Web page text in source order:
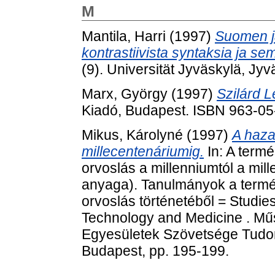
M
Mantila, Harri (1997) Suomen
kontrastiivista syntaksia ja
(9). Universität Jyväskylä,
Marx, György (1997) Szilárd
Kiadó, Budapest. ISBN 963-
Mikus, Károlyné (1997)A
millecentenáriumig. In: A
orvoslás a millenniumtól a
anyaga). Tanulmányok a
orvoslás történetéből =
Technology and Medicine .
Egyesületek Szövetsége
Budapest, pp. 195-199.